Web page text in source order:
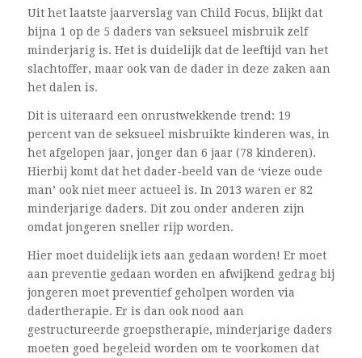
Uit het laatste jaarverslag van Child Focus, blijkt dat
bijna 1 op de 5 daders van seksueel misbruik zelf
minderjarig is. Het is duidelijk dat de leeftijd van het
slachtoffer, maar ook van de dader in deze zaken aan
het dalen is.
Dit is uiteraard een onrustwekkende trend: 19
percent van de seksueel misbruikte kinderen was, in
het afgelopen jaar, jonger dan 6 jaar (78 kinderen).
Hierbij komt dat het dader-beeld van de ‘vieze oude
man’ ook niet meer actueel is. In 2013 waren er 82
minderjarige daders. Dit zou onder anderen zijn
omdat jongeren sneller rijp worden.
Hier moet duidelijk iets aan gedaan worden! Er moet
aan preventie gedaan worden en afwijkend gedrag bij
jongeren moet preventief geholpen worden via
dadertherapie. Er is dan ook nood aan
gestructureerde groepstherapie, minderjarige daders
moeten goed begeleid worden om te voorkomen dat